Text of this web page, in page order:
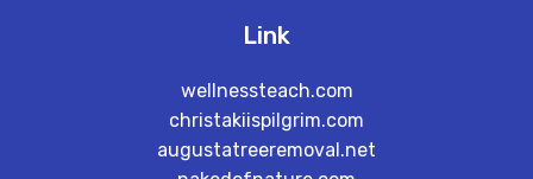
Link
wellnessteach.com
christakiispilgrim.com
augustatreeremoval.net